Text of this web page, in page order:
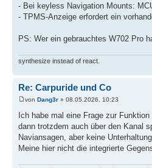
- Bei keyless Navigation Mounts:
- TPMS-Anzeige erfordert ein
PS: Wer ein gebrauchtes W702 Pro
synthesize instead of react.
Re: Carpuride und Co
von Dang3r » 08.05.2026, 10:23
Ich habe mal eine Frage zur
dann trotzdem auch über den Kanal
Naviansagen, aber keine
Meine hier nicht die integrierte